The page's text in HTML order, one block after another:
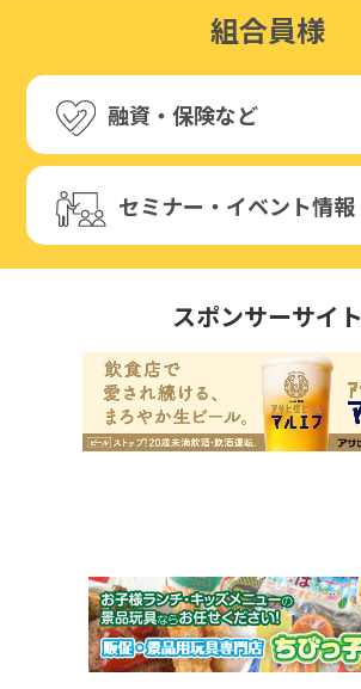
組合員様
融資・保険など
セミナー・イベント情報
スポンサーサイト